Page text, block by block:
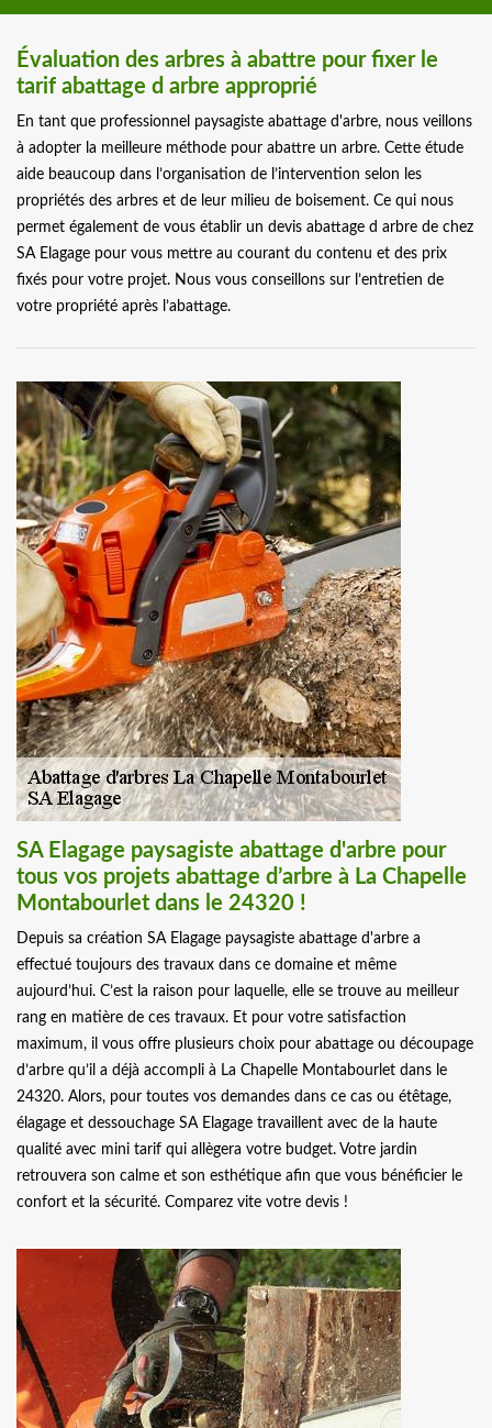
Évaluation des arbres à abattre pour fixer le
tarif abattage d arbre approprié
En tant que professionnel paysagiste abattage d'arbre, nous veillons
à adopter la meilleure méthode pour abattre un arbre. Cette étude
aide beaucoup dans l’organisation de l’intervention selon les
propriétés des arbres et de leur milieu de boisement. Ce qui nous
permet également de vous établir un devis abattage d arbre de chez
SA Elagage pour vous mettre au courant du contenu et des prix
fixés pour votre projet. Nous vous conseillons sur l’entretien de
votre propriété après l’abattage.
SA Elagage paysagiste abattage d'arbre pour
tous vos projets abattage d’arbre à La Chapelle
Montabourlet dans le 24320 !
Depuis sa création SA Elagage paysagiste abattage d'arbre a
effectué toujours des travaux dans ce domaine et même
aujourd’hui. C’est la raison pour laquelle, elle se trouve au meilleur
rang en matière de ces travaux. Et pour votre satisfaction
maximum, il vous offre plusieurs choix pour abattage ou découpage
d’arbre qu’il a déjà accompli à La Chapelle Montabourlet dans le
24320. Alors, pour toutes vos demandes dans ce cas ou étêtage,
élagage et dessouchage SA Elagage travaillent avec de la haute
qualité avec mini tarif qui allègera votre budget. Votre jardin
retrouvera son calme et son esthétique afin que vous bénéficier le
confort et la sécurité. Comparez vite votre devis !